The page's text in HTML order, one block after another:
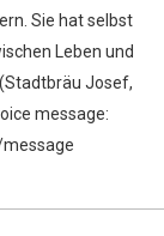
Sie hat selbst
Leben und
Josef,
message: